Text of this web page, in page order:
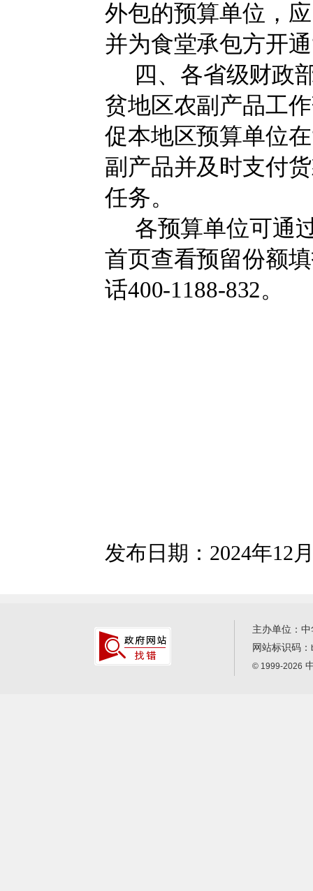
外包的预算单位，
并为食堂承包方开
四、 各省级财政
贫地区农副产品工
促本地区预算单位
副产品并及时支付
任务。
各预算单位可通
首页查看预留份额
话400-1188-832。
发布日期：2024年12
主办单位：
网站标识码：
© 1999-2026